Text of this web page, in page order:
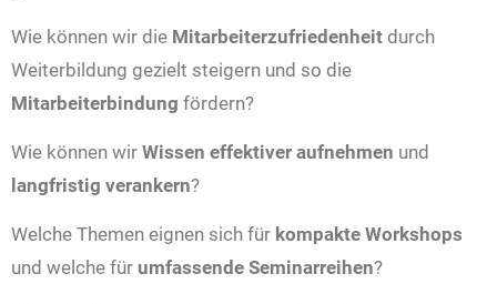
Wie können wir die Mitarbeiterzufriedenheit durch
Weiterbildung gezielt steigern und so die
Mitarbeiterbindung fördern?
Wie können wir Wissen effektiver aufnehmen und
langfristig verankern?
Welche Themen eignen sich für kompakte Workshops
und welche für umfassende Seminarreihen?